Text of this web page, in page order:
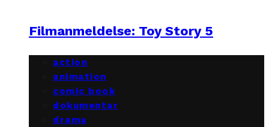
Filmanmeldelse: Toy Story 5
action
animation
comic book
dokumentar
drama